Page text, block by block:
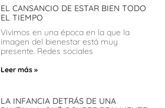
EL CANSANCIO DE ESTAR BIEN TODO
EL TIEMPO
Vivimos en una época en la que la
imagen del bienestar está muy
presente. Redes sociales
Leer más »
LA INFANCIA DETRÁS DE UNA